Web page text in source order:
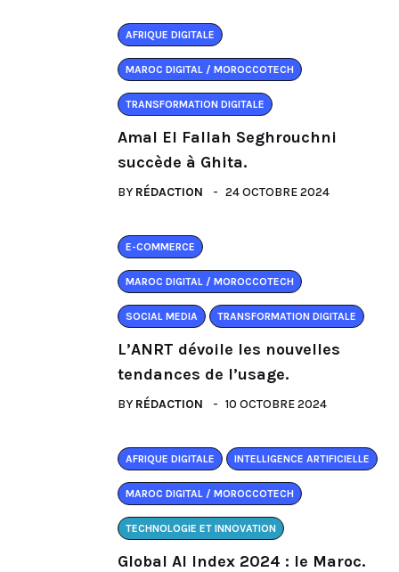
AFRIQUE DIGITALE
MAROC DIGITAL / MOROCCOTECH
TRANSFORMATION DIGITALE
Amal El Fallah Seghrouchni
succède à Ghita.
BY RÉDACTION 24 OCTOBRE 2024
E-COMMERCE
MAROC DIGITAL / MOROCCOTECH
SOCIAL MEDIA TRANSFORMATION DIGITALE
L’ANRT dévoile les nouvelles
tendances de l’usage.
BY RÉDACTION 10 OCTOBRE 2024
AFRIQUE DIGITALE INTELLIGENCE ARTIFICIELLE
MAROC DIGITAL / MOROCCOTECH
TECHNOLOGIE ET INNOVATION
Global AI Index 2024 : le Maroc.